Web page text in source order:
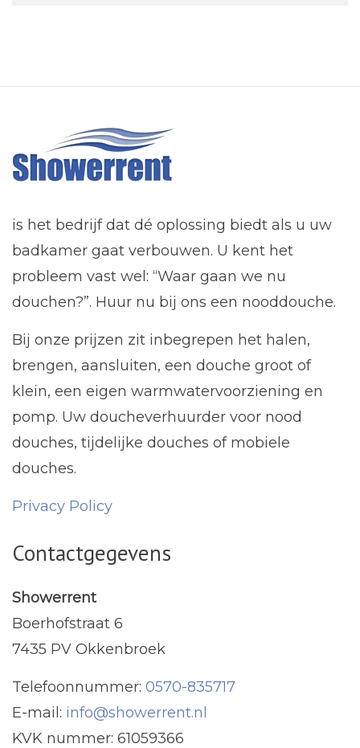
een flexibele wateraanvoer die kan
of andere beschikbare waterbron. Heeft u
weinig ruimte? Dan hebben wij speciaal
plekken met weinig ruimte of een laag
plafond.
is het bedrijf dat dé oplossing biedt als u uw
badkamer gaat verbouwen. U kent het
probleem vast wel: “Waar gaan we nu
douchen?”. Huur nu bij ons een nooddouche.
Bij onze prijzen zit inbegrepen het halen,
brengen, aansluiten, een douche groot of
klein, een eigen warmwatervoorziening en
pomp. Uw doucheverhuurder voor nood
douches, tijdelijke douches of mobiele
douches.
Privacy Policy
Contactgegevens
Showerrent
Boerhofstraat 6
7435 PV Okkenbroek
Telefoonnummer: 0570-835717
E-mail: info@showerrent.nl
KVK nummer: 61059366